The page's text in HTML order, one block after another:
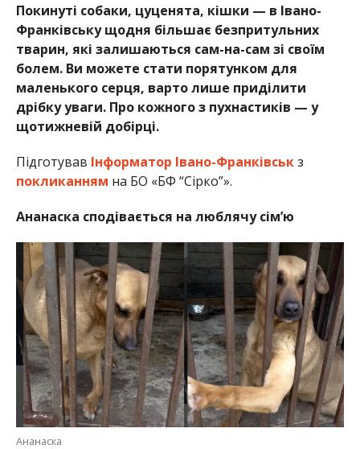
Покинуті собаки, цуценята, кішки — в Івано-
Франківську щодня більшає безпритульних
тварин, які залишаються сам-на-сам зі своїм
болем. Ви можете стати порятунком для
маленького серця, варто лише приділити
дрібку уваги. Про кожного з пухнастиків — у
щотижневій добірці.
Підготував Інформатор Івано-Франківськз
покликанням на БО «БФ “Сірко”».
Ананаска сподівається на люблячу сім’ю
Ананаска